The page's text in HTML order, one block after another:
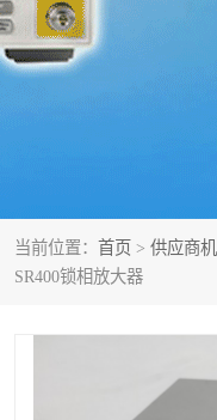
当前位置： 首页 > 供应商机
SR400锁相放大器
泰克示波器
校准仪
音频分析仪